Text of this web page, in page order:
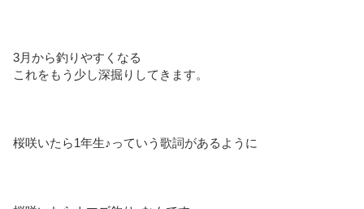
3月から釣りやすくなる
これをもう少し深掘りしてきます。
桜咲いたら1年生♪っていう歌詞があるように